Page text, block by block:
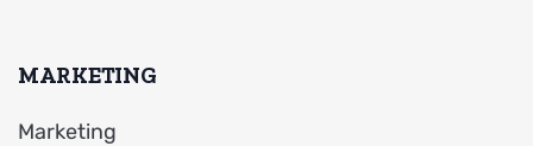
MARKETING
Marketing